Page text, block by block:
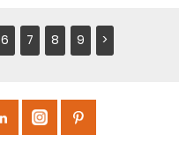
6 7 8 9 >